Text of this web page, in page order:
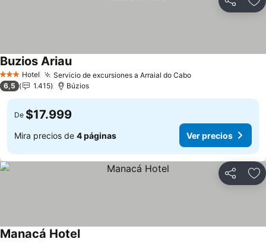
Compartir
3 Estrellas
Hotel Servicio de excursiones a Arraial do Cabo
Buzios Ariau
6,5 1.415 Búzios
De $17.999
Mira precios de 4 páginas Ver precios
Compartir
Manacá Hotel